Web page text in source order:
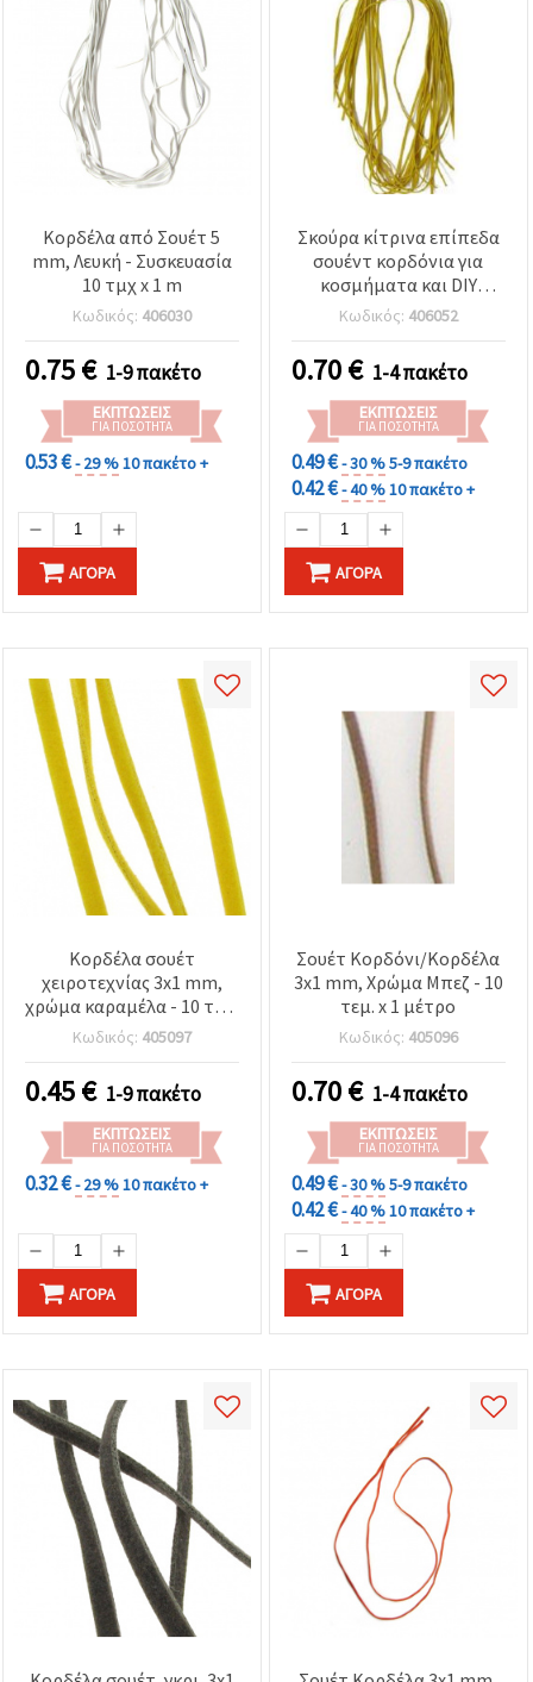
Κορδέλα από Σουέτ 5
mm, Λευκή - Συσκευασία
10 τμχ x 1 m
Κωδικός: 406030
0.75€ 1-9 πακέτο
ΕΚΠΤΏΣΕΙΣ
ΓΙΑ ΠΟΣΌΤΗΤΑ
0.53 €- 29 %10 πακέτο +
ΑΓΟΡΆ
Σκούρα κίτρινα επίπεδα
σουέντ κορδόνια για
κοσμήματα και DIY
χειροτεχνίες, 3 x 1 mm -
10 τεμ. x 1 m
Κωδικός: 406052
0.70€ 1-4 πακέτο
ΕΚΠΤΏΣΕΙΣ
ΓΙΑ ΠΟΣΌΤΗΤΑ
0.49 €- 30 %5-9 πακέτο
0.42 €- 40 %10 πακέτο +
ΑΓΟΡΆ
Κορδέλα σουέτ
χειροτεχνίας 3x1 mm,
χρώμα καραμέλα - 10 τεμ.
x 1 m
Κωδικός: 405097
0.45€ 1-9 πακέτο
ΕΚΠΤΏΣΕΙΣ
ΓΙΑ ΠΟΣΌΤΗΤΑ
0.32 €- 29 %10 πακέτο +
ΑΓΟΡΆ
Σουέτ Κορδόνι/Κορδέλα
3x1 mm, Χρώμα Μπεζ - 10
τεμ. x 1 μέτρο
Κωδικός: 405096
0.70€ 1-4 πακέτο
ΕΚΠΤΏΣΕΙΣ
ΓΙΑ ΠΟΣΌΤΗΤΑ
0.49 €- 30 %5-9 πακέτο
0.42 €- 40 %10 πακέτο +
ΑΓΟΡΆ